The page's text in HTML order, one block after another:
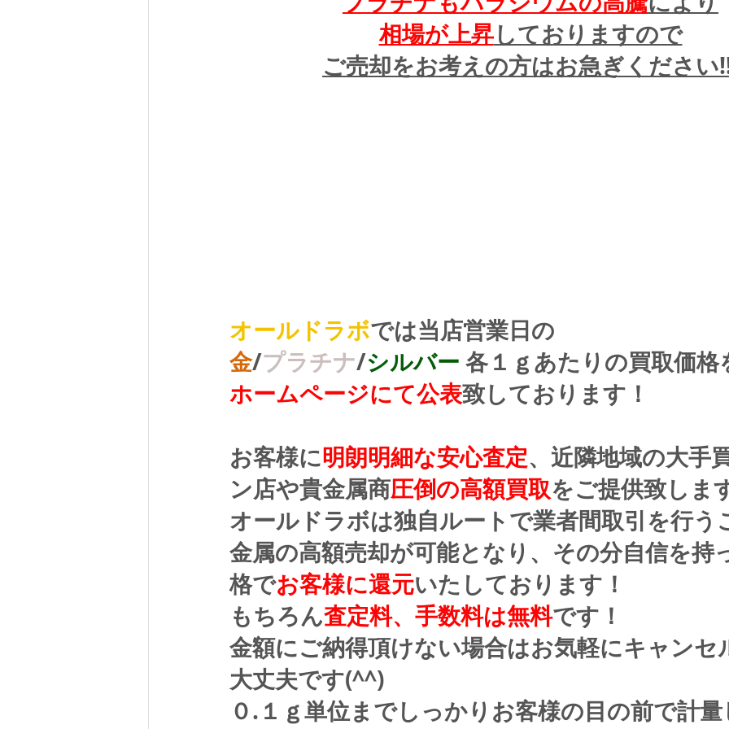
相場が上昇しておりますので
ご売却をお考えの方はお急ぎください
オールドラボでは当店営業日の
金/プラチナ/シルバー 各１ｇあたりの買取価格
ホームページにて公表致しております！
お客様に明朗明細な安心査定、近隣地域の大手
ン店や貴金属商圧倒の高額買取をご提供致しま
オールドラボは独自ルートで業者間取引を行う
金属の高額売却が可能となり、その分自信を持
格でお客様に還元いたしております！
もちろん査定料、手数料は無料です！
金額にご納得頂けない場合はお気軽にキャンセ
大丈夫です(^^)
０.１ｇ単位までしっかりお客様の目の前で計